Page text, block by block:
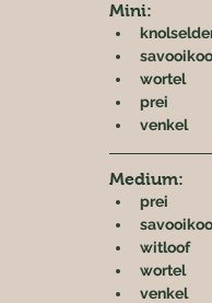
Mini:
wortel
prei
venkel
Medium:
prei
witloof
wortel
venkel